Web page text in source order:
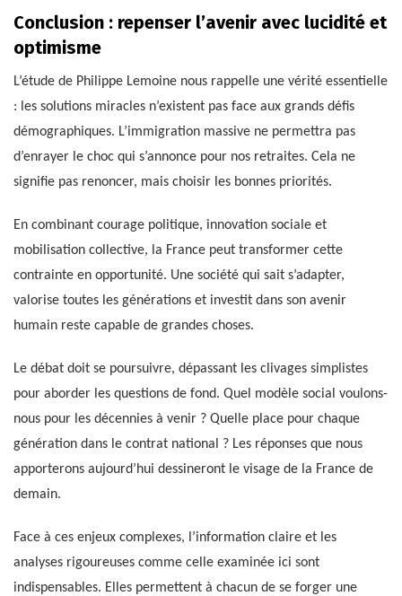
Conclusion : repenser l’avenir avec lucidité et
optimisme
L’étude de Philippe Lemoine nous rappelle une vérité essentielle
: les solutions miracles n’existent pas face aux grands défis
démographiques. L’immigration massive ne permettra pas
d’enrayer le choc qui s’annonce pour nos retraites. Cela ne
signifie pas renoncer, mais choisir les bonnes priorités.
En combinant courage politique, innovation sociale et
mobilisation collective, la France peut transformer cette
contrainte en opportunité. Une société qui sait s’adapter,
valorise toutes les générations et investit dans son avenir
humain reste capable de grandes choses.
Le débat doit se poursuivre, dépassant les clivages simplistes
pour aborder les questions de fond. Quel modèle social voulons-
nous pour les décennies à venir ? Quelle place pour chaque
génération dans le contrat national ? Les réponses que nous
apporterons aujourd’hui dessineront le visage de la France de
demain.
Face à ces enjeux complexes, l’information claire et les
analyses rigoureuses comme celle examinée ici sont
indispensables. Elles permettent à chacun de se forger une